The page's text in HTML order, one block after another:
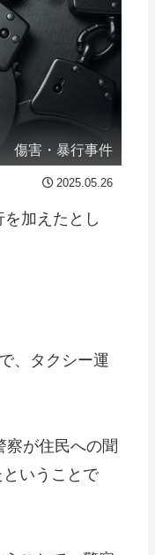
傷害・暴行事件
2025.05.26
加えたとし
、タクシー運
が住民への聞
いうことで